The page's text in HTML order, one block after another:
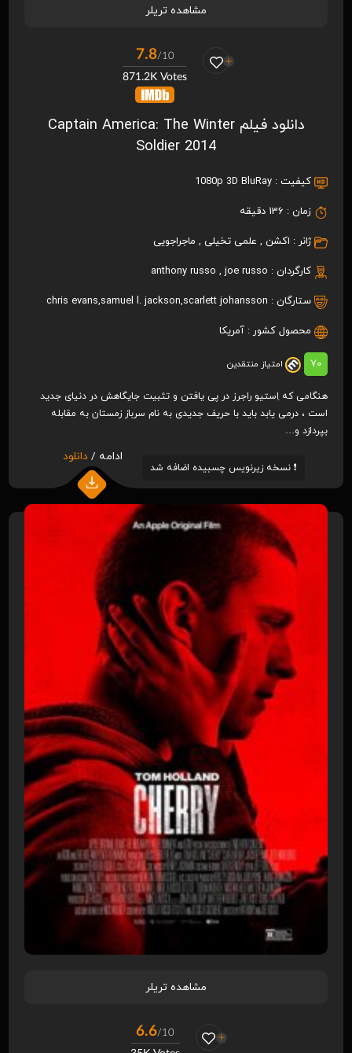
مشاهده تریلر
7.8/10
871.2K Votes
دانلود فیلم Captain America: The Winter
Soldier 2014
کیفیت : 1080p 3D BluRay
زمان : 136 دقیقه
ژانر : اکشن , علمی تخیلی , ماجراجویی
کارگردان : anthony russo , joe russo
ستارگان : chris evans,samuel l. jackson,scarlett johansson
محصول کشور : آمریکا
70 امتیاز منتقدین
هنگامی که اِستیو راجرز در پی یافتن و تثبیت جایگاهش در دنیای جدید
است ، درمی یابد باید با حریف جدیدی به نام سرباز زمستان به مقابله
بپردازد و…
❗️ نسخه زیرنویس چسبیده اضافه شد
ادامه / دانلود
مشاهده تریلر
6.6/10